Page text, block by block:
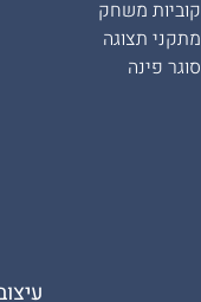
קוביות משחק
מתקני תצוגה
סוגר פינה